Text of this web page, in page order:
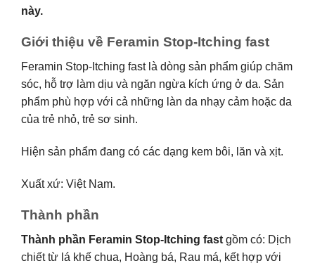
này.
Giới thiệu về Feramin Stop-Itching fast
Feramin Stop-Itching fast là dòng sản phẩm giúp chăm
sóc, hỗ trợ làm dịu và ngăn ngừa kích ứng ở da. Sản
phẩm phù hợp với cả những làn da nhạy cảm hoặc da
của trẻ nhỏ, trẻ sơ sinh.
Hiện sản phẩm đang có các dạng kem bôi, lăn và xịt.
Xuất xứ: Việt Nam.
Thành phần
Thành phần Feramin Stop-Itching fast gồm có: Dịch
chiết từ lá khế chua, Hoàng bá, Rau má, kết hợp với